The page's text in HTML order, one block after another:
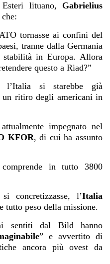
lituano, Gabrielius
tornasse ai confini del
tranne dalla Germania
stabilità in Europa. Allora
questo a Riad?”
l’Italia si starebbe già
un ritiro degli americani in
impegnato nel
KFOR, di cui ha assunto
in tutto 3800
l’Italia
tutto peso della missione.
sentiti dal Bild hanno
” e avvertito di
ancora più ovest da